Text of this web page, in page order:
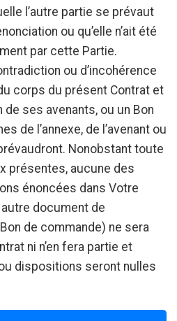
l’autre partie se prévaut
ou qu’elle n’ait été
par cette Partie.
ou d’incohérence
corps du présent Contrat et
de ses avenants, ou un Bon
de l’annexe, de l’avenant ou
Nonobstant toute
présentes, aucune des
énoncées dans Votre
document de
de commande) ne sera
ni n’en fera partie et
dispositions seront nulles